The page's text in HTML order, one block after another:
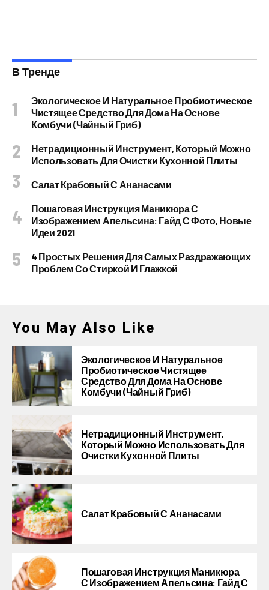
В Тренде
Экологическое И Натуральное Пробиотическое
Чистящее Средство Для Дома На Основе
Комбучи (чайный Гриб)
Нетрадиционный Инструмент, Который Можно
Использовать Для Очистки Кухонной Плиты
Салат Крабовый С Ананасами
Пошаговая Инструкция Маникюра С
Изображением Апельсина: Гайд С Фото, Новые
Идеи 2021
4 Простых Решения Для Самых Раздражающих
Проблем Со Стиркой И Глажкой
You May Also Like
Экологическое И Натуральное
Пробиотическое Чистящее
Средство Для Дома На Основе
Комбучи (чайный Гриб)
Нетрадиционный Инструмент,
Который Можно Использовать Для
Очистки Кухонной Плиты
Салат Крабовый С Ананасами
Пошаговая Инструкция Маникюра
С Изображением Апельсина: Гайд С